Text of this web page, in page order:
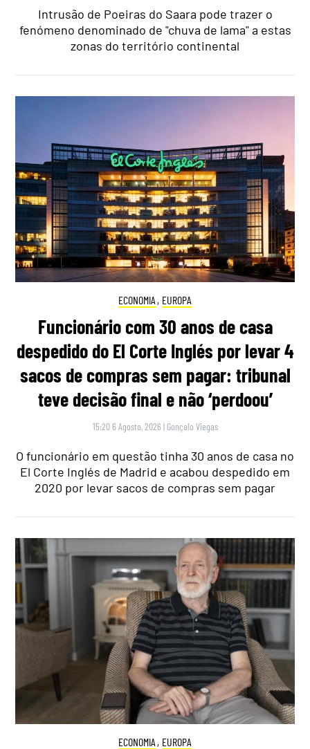
Intrusão de Poeiras do Saara pode trazer o
fenómeno denominado de "chuva de lama" a estas
zonas do território continental
ECONOMIA , EUROPA
Funcionário com 30 anos de casa
despedido do El Corte Inglés por levar 4
sacos de compras sem pagar: tribunal
teve decisão final e não ‘perdoou’
15:20 6 Agosto, 2026 | Gonçalo Viegas
O funcionário em questão tinha 30 anos de casa no
El Corte Inglés de Madrid e acabou despedido em
2020 por levar sacos de compras sem pagar
ECONOMIA , EUROPA